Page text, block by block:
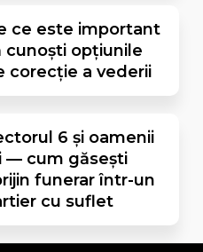
ce este important
cunoști opțiunile
corecție a vederii
6 și oamenii
— cum găsești
funerar într-un
cu suflet